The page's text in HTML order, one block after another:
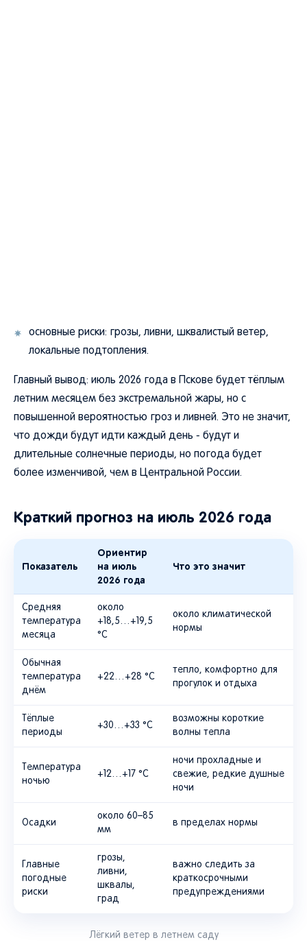
основные риски: грозы, ливни, шквалистый ветер,
локальные подтопления.
Главный вывод: июль 2026 года в Пскове будет тёплым
летним месяцем без экстремальной жары, но с
повышенной вероятностью гроз и ливней. Это не значит,
что дожди будут идти каждый день - будут и
длительные солнечные периоды, но погода будет
более изменчивой, чем в Центральной России.
Краткий прогноз на июль 2026 года
Показатель
Ориентир
на июль
2026 года
Что это значит
Средняя
температура
месяца
около
+18,5…+19,5
°C
около климатической
нормы
Обычная
температура
днём
+22…+28 °C
тепло, комфортно для
прогулок и отдыха
Тёплые
периоды
+30…+33 °C
возможны короткие
волны тепла
Температура
ночью
+12…+17 °C
ночи прохладные и
свежие, редкие душные
ночи
Осадки
около 60–85
мм
в пределах нормы
Главные
погодные
риски
грозы,
ливни,
шквалы,
град
важно следить за
краткосрочными
предупреждениями
Лёгкий ветер в летнем саду